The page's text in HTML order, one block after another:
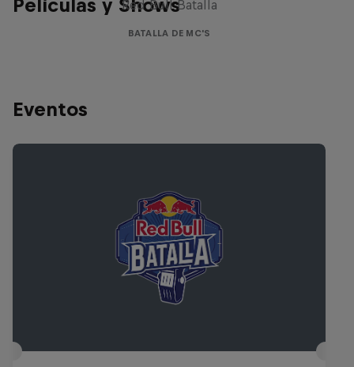
Películas y Shows
Red Bull Batalla
BATALLA DE MC'S
Eventos